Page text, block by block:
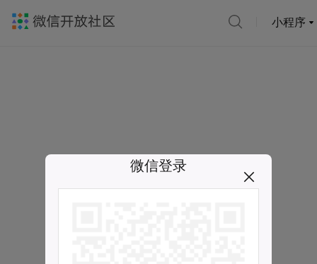
小程序
微信登录